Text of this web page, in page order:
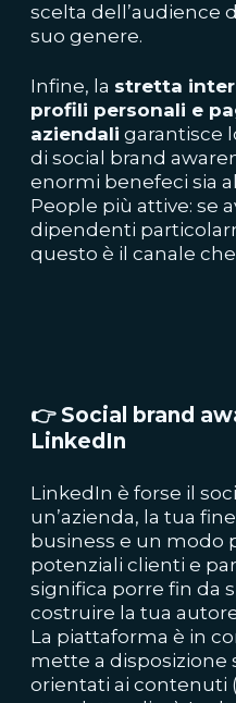
scelta dell’audience
suo genere.
Infine, la stretta
profili personali e
aziendali garantisce
di social brand
enormi benefeci sia
People più attive: se
dipendenti
questo è il canale
👉Social brand
LinkedIn
LinkedIn è forse il
un’azienda, la tua
business e un modo
potenziali clienti e
significa porre fin da
costruire la tua
La piattaforma è in
mette a
orientati ai contenuti